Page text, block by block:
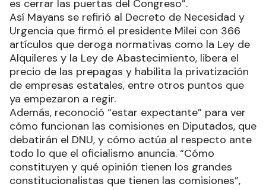
es cerrar las puertas del Congreso”.
Así Mayans se refirió al Decreto de Necesidad y
Urgencia que firmó el presidente Milei con 366
artículos que deroga normativas como la Ley de
Alquileres y la Ley de Abastecimiento, libera el
precio de las prepagas y habilita la privatización
de empresas estatales, entre otros puntos que
ya empezaron a regir.
Además, reconoció “estar expectante” para ver
cómo funcionan las comisiones en Diputados, que
debatirán el DNU, y cómo actúa al respecto ante
todo lo que el oficialismo anuncia. “Cómo
constituyen y qué opinión tienen los grandes
constitucionalistas que tienen las comisiones”,